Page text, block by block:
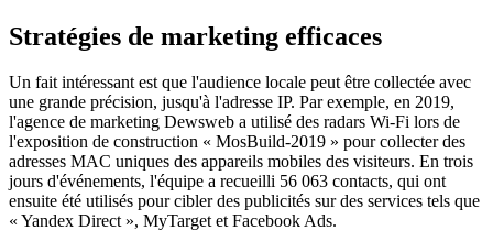
Stratégies de marketing efficaces
Un fait intéressant est que l'audience locale peut être collectée avec
une grande précision, jusqu'à l'adresse IP. Par exemple, en 2019,
l'agence de marketing Dewsweb a utilisé des radars Wi-Fi lors de
l'exposition de construction « MosBuild-2019 » pour collecter des
adresses MAC uniques des appareils mobiles des visiteurs. En trois
jours d'événements, l'équipe a recueilli 56 063 contacts, qui ont
ensuite été utilisés pour cibler des publicités sur des services tels que
« Yandex Direct », MyTarget et Facebook Ads.